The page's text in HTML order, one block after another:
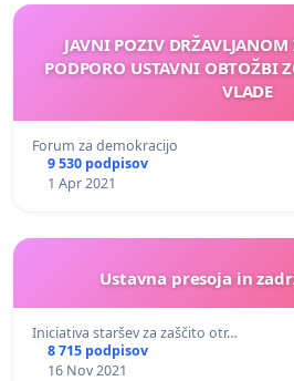
JAVNI POZIV
PODPORO USTAVNI OBTOŽBI
VLADE
Forum za demokracijo
9 530 podpisov
1 Apr 2021
Ustavna presoja in
Iniciativa staršev za zaščito otr…
8 715 podpisov
16 Nov 2021